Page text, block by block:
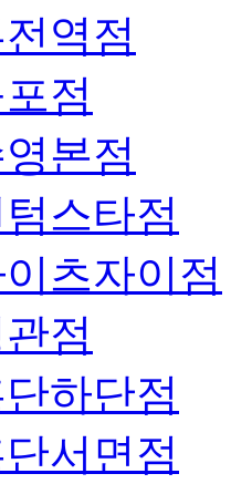
역점
점
본점
스타점
츠자이점
점
하단점
서면점